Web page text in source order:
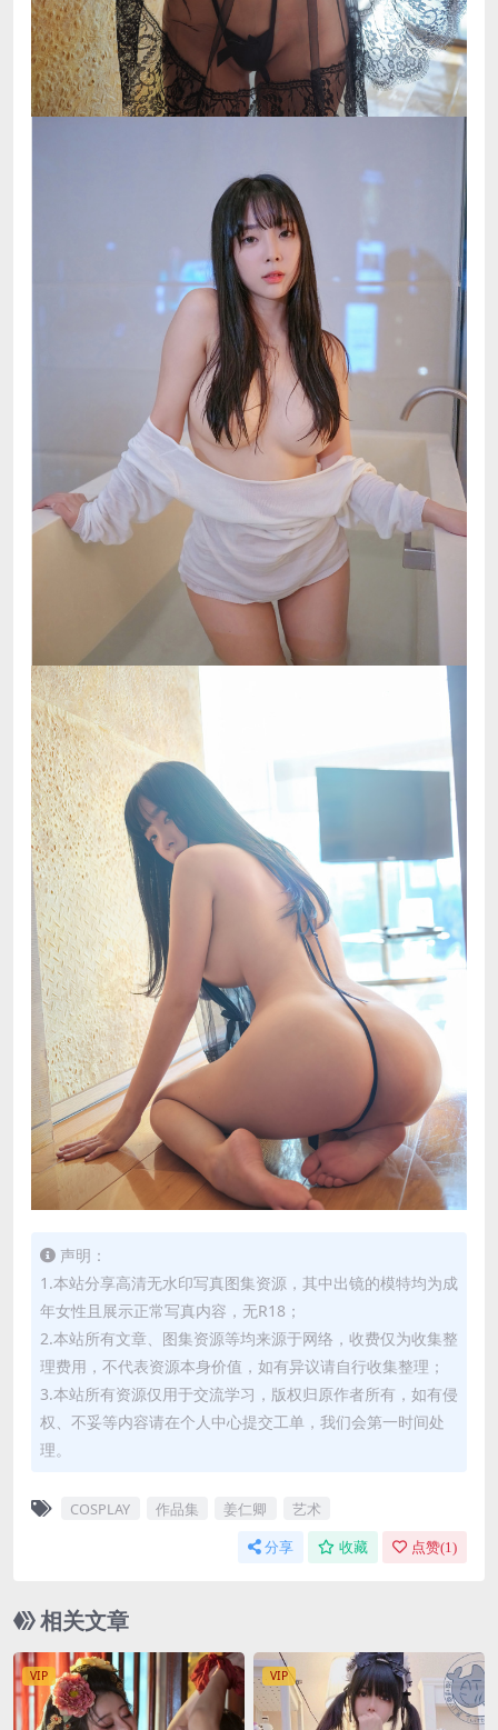
声明：
1.本站分享高清无水印写真图集资源，其中出镜的模特均为成
年女性且展示正常写真内容，无R18；
2.本站所有文章、图集资源等均来源于网络，收费仅为收集整
理费用，不代表资源本身价值，如有异议请自行收集整理；
3.本站所有资源仅用于交流学习，版权归原作者所有，如有侵
权、不妥等内容请在个人中心提交工单，我们会第一时间处
理。
COSPLAY 作品集 姜仁卿 艺术
分享 收藏 点赞(1)
相关文章
VIP VIP